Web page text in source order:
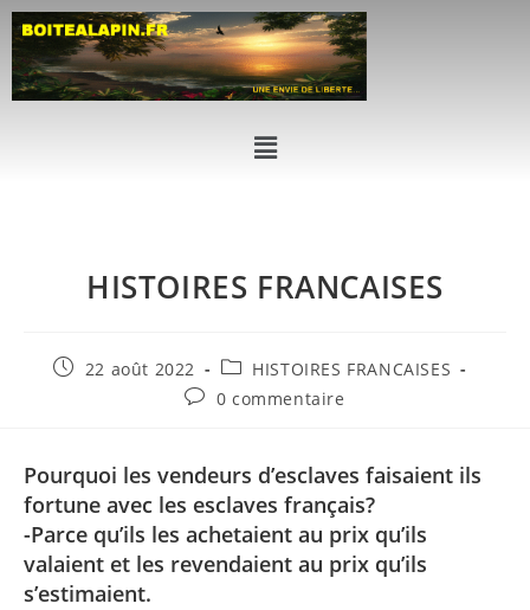
HISTOIRES FRANCAISES
22 août 2022
HISTOIRES FRANCAISES
0 commentaire
Pourquoi les vendeurs d’esclaves faisaient ils
fortune avec les esclaves français?
-Parce qu’ils les achetaient au prix qu’ils
valaient et les revendaient au prix qu’ils
s’estimaient.